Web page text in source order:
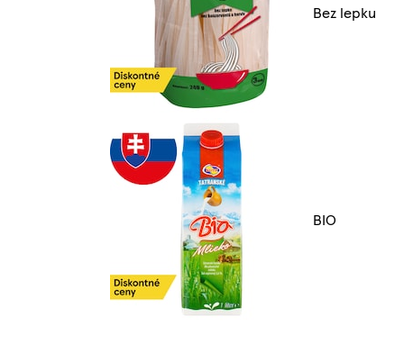
Bez lepku
BIO